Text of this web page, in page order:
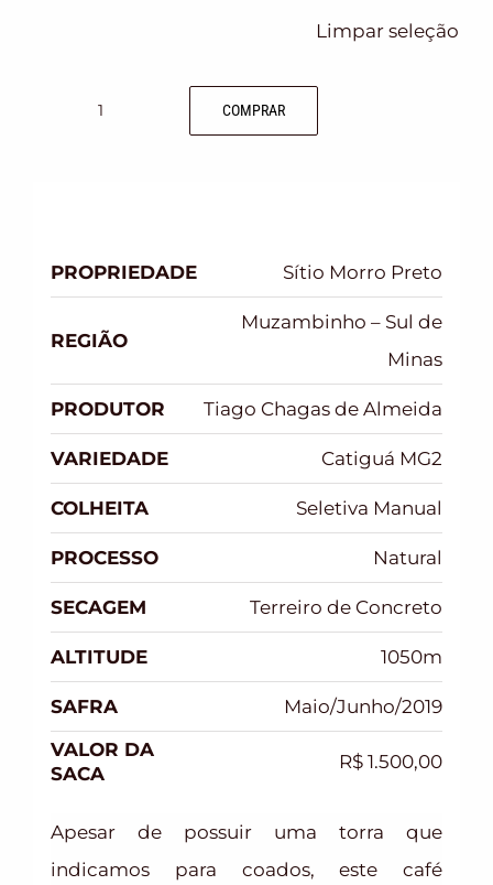
Limpar seleção
COMPRAR
PROPRIEDADE Sítio Morro Preto
REGIÃO
Muzambinho – Sul de
Minas
PRODUTOR Tiago Chagas de Almeida
VARIEDADE Catiguá MG2
COLHEITA Seletiva Manual
PROCESSO Natural
SECAGEM Terreiro de Concreto
ALTITUDE 1050m
SAFRA
Maio/Junho/2019
VALOR DA
SACA
R$ 1.500,00
Apesar de possuir uma torra que
indicamos para coados, este café